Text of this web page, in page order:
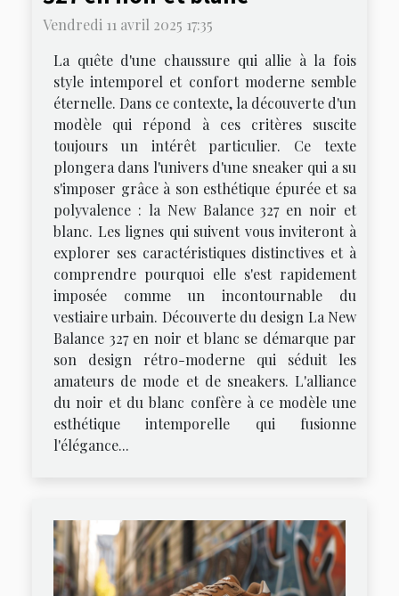
Vendredi 11 avril 2025 17:35
La quête d'une chaussure qui allie à la fois
style intemporel et confort moderne semble
éternelle. Dans ce contexte, la découverte d'un
modèle qui répond à ces critères suscite
toujours un intérêt particulier. Ce texte
plongera dans l'univers d'une sneaker qui a su
s'imposer grâce à son esthétique épurée et sa
polyvalence : la New Balance 327 en noir et
blanc. Les lignes qui suivent vous inviteront à
explorer ses caractéristiques distinctives et à
comprendre pourquoi elle s'est rapidement
imposée comme un incontournable du
vestiaire urbain. Découverte du design La New
Balance 327 en noir et blanc se démarque par
son design rétro-moderne qui séduit les
amateurs de mode et de sneakers. L'alliance
du noir et du blanc confère à ce modèle une
esthétique intemporelle qui fusionne
l'élégance...